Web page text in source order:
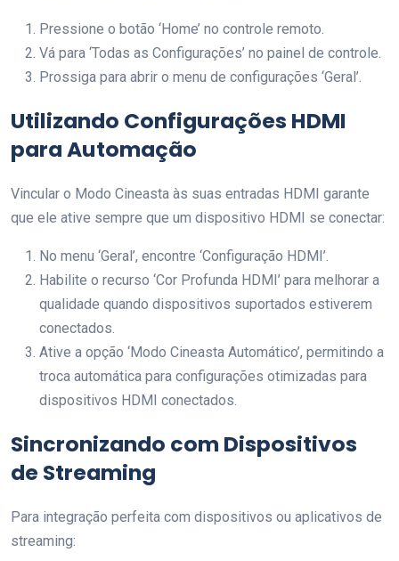
Pressione o botão ‘Home’ no controle remoto.
Vá para ‘Todas as Configurações’ no painel de controle.
Prossiga para abrir o menu de configurações ‘Geral’.
Utilizando Configurações HDMI
para Automação
Vincular o Modo Cineasta às suas entradas HDMI garante
que ele ative sempre que um dispositivo HDMI se conectar:
No menu ‘Geral’, encontre ‘Configuração HDMI’.
Habilite o recurso ‘Cor Profunda HDMI’ para melhorar a
qualidade quando dispositivos suportados estiverem
conectados.
Ative a opção ‘Modo Cineasta Automático’, permitindo a
troca automática para configurações otimizadas para
dispositivos HDMI conectados.
Sincronizando com Dispositivos
de Streaming
Para integração perfeita com dispositivos ou aplicativos de
streaming: